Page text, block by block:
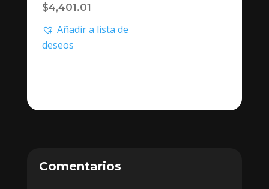
$4,401.01
Añadir a lista de
deseos
Comentarios